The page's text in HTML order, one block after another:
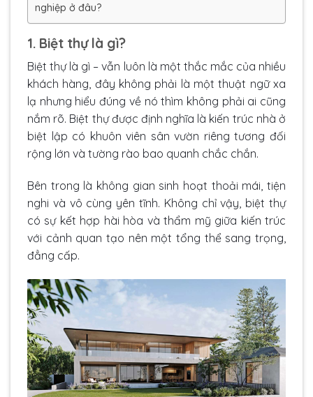
nghiệp ở đâu?
1. Biệt thự là gì?
Biệt thự là gì – vẫn luôn là một thắc mắc của nhiều
khách hàng, đây không phải là một thuật ngữ xa
lạ nhưng hiểu đúng về nó thìm không phải ai cũng
nắm rõ. Biệt thự được định nghĩa là kiến trúc nhà ở
biệt lập có khuôn viên sân vườn riêng tương đối
rộng lớn và tường rào bao quanh chắc chắn.
Bên trong là không gian sinh hoạt thoải mái, tiện
nghi và vô cùng yên tĩnh. Không chỉ vậy, biệt thự
có sự kết hợp hài hòa và thẩm mỹ giữa kiến trúc
với cảnh quan tạo nên một tổng thể sang trọng,
đẳng cấp.